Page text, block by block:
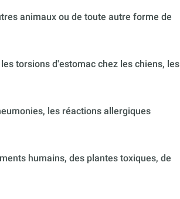
animaux ou de toute autre forme de
torsions d'estomac chez les chiens, les
les réactions allergiques
humains, des plantes toxiques, de